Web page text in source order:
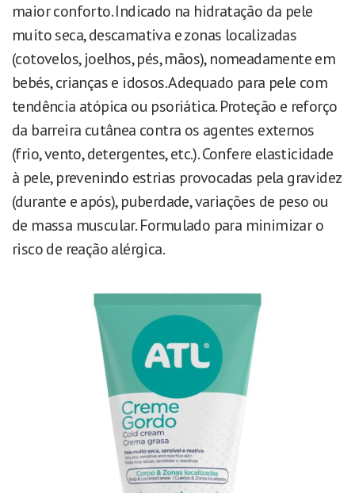
maior conforto.Indicado na hidratação da pele
muito seca, descamativa e zonas localizadas
(cotovelos, joelhos, pés, mãos), nomeadamente em
bebés, crianças e idosos. Adequado para pele com
tendência atópica ou psoriática. Proteção e reforço
da barreira cutânea contra os agentes externos
(frio, vento, detergentes, etc.). Confere elasticidade
à pele, prevenindo estrias provocadas pela gravidez
(durante e após), puberdade, variações de peso ou
de massa muscular. Formulado para minimizar o
risco de reação alérgica.